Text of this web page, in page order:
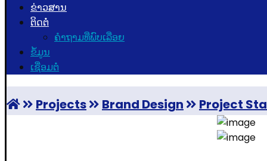
ຂ່າວສານ
ຕິດຕໍ່
ຄຳຖາມທີ່ພົບເລື່ອຍ
ຂໍ້ມູນ
ເຊື່ອມຕໍ່
Projects Brand Design Project